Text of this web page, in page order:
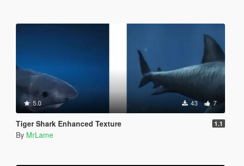
5.0 43 7
Tiger Shark Enhanced Texture 1.1
By MrLame